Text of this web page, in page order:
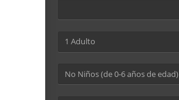
1 Adulto
No Niños (de 0-6 años de edad)